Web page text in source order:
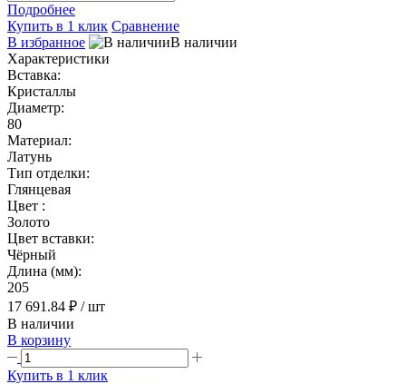
Подробнее
Купить в 1 клик Сравнение
В избранное
В наличии
Характеристики
Вставка:
Кристаллы
Диаметр:
80
Материал:
Латунь
Тип отделки:
Глянцевая
Цвет :
Золото
Цвет вставки:
Чёрный
Длина (мм):
205
17 691.84 ₽ / шт
В наличии
В корзину
Купить в 1 клик